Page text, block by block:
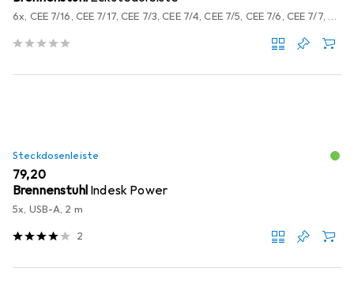
6x, CEE 7/16, CEE 7/17, CEE 7/3, CEE 7/4, CEE 7/5, CEE 7/6, CEE 7/7, Typ 12, Typ 13, Typ 15, Typ 23, USB-A, 2 m
Steckdosenleiste
EUR
79,20
Brennenstuhl Indesk Power
5x, USB-A, 2 m
2